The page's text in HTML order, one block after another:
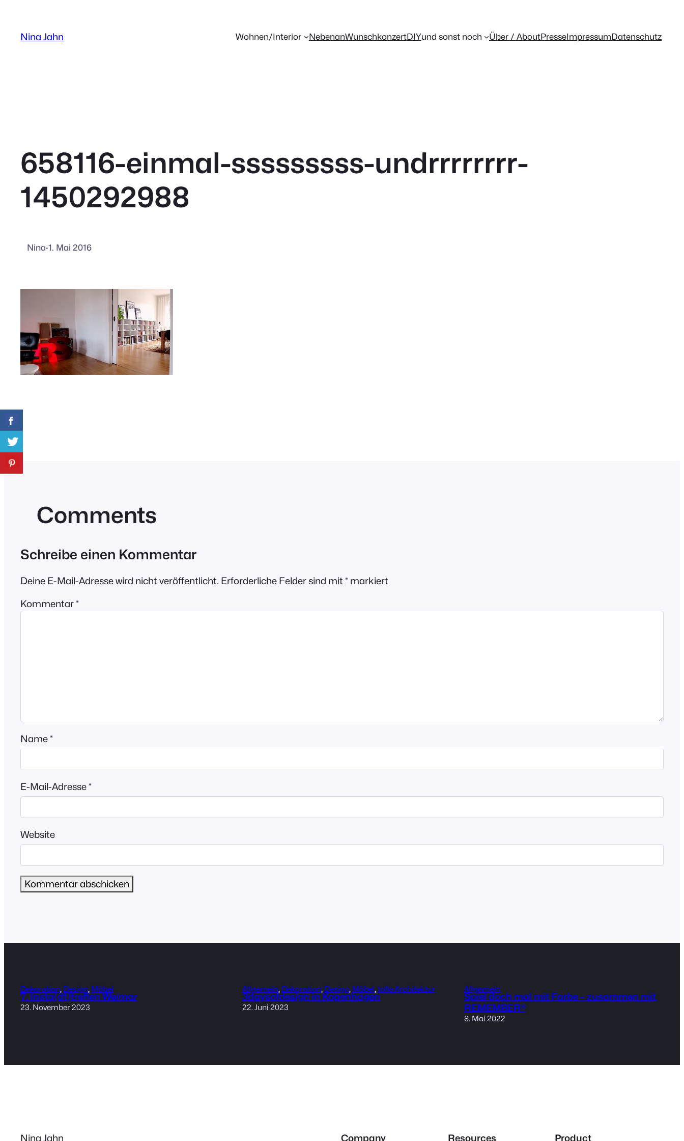
springen
Nina Jahn Wohnen/Interior NebenanWunschkonzertDIYund sonst noch Über / AboutPresseImpressumDatenschutz
658116-einmal-sssssssss-undrrrrrrrr-
1450292988
Nina·1. Mai 2016
Comments
Schreibe einen Kommentar
Deine E-Mail-Adresse wird nicht veröffentlicht. Erforderliche Felder sind mit * markiert
Kommentar*
Name*
E-Mail-Adresse*
Website
Dekoration, Design, Möbel
7. Insta(dt)treffen Weimar
23. November 2023
Allgemein, Dekoration, Design, Möbel, tolle Architektur
3daysofdesign in Kopenhagen
22. Juni 2023
Allgemein
Spiel doch mal mit Farbe – zusammen mit
REMEMBER®
8. Mai 2022
Nina Jahn Company Resources Product